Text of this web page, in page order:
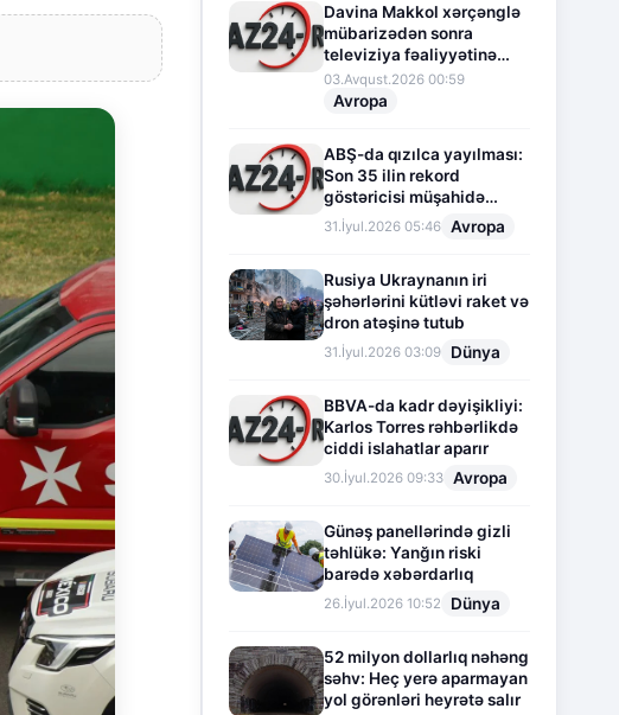
Davina Makkol xərçənglə
mübarizədən sonra
televiziya fəaliyyətinə
fasilə verir
03.Avqust.2026 00:59
Avropa
ABŞ-da qızılca yayılması:
Son 35 ilin rekord
göstəricisi müşahidə
olunur
31.İyul.2026 05:46 Avropa
Rusiya Ukraynanın iri
şəhərlərini kütləvi raket və
dron atəşinə tutub
31.İyul.2026 03:09 Dünya
BBVA-da kadr dəyişikliyi:
Karlos Torres rəhbərlikdə
ciddi islahatlar aparır
30.İyul.2026 09:33 Avropa
Günəş panellərində gizli
təhlükə: Yanğın riski
barədə xəbərdarlıq
26.İyul.2026 10:52 Dünya
52 milyon dollarlıq nəhəng
səhv: Heç yerə aparmayan
yol görənləri heyrətə salır